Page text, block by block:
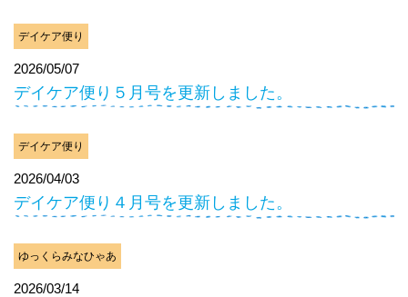
デイケア便り
2026/05/07
デイケア便り５月号を更新しました。
デイケア便り
2026/04/03
デイケア便り４月号を更新しました。
ゆっくらみなひゃあ
2026/03/14